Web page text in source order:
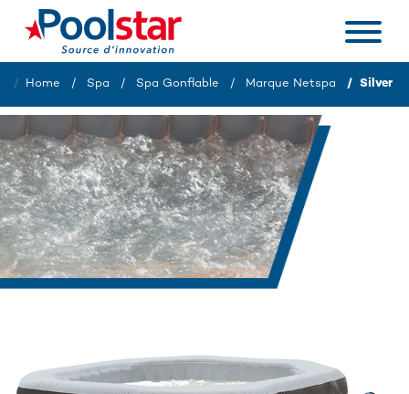
Home Spa Spa Gonflable Marque Netspa Silver